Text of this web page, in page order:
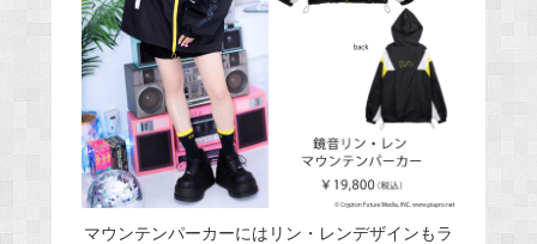
マウンテンパーカーにはリン・レンデザインもラ